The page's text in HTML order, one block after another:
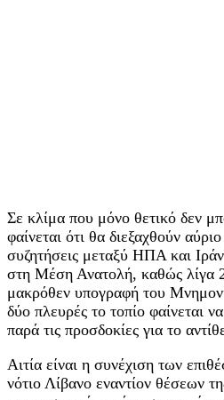
Σε κλίμα που μόνο θετικό δεν
φαίνεται ότι θα διεξαχθούν
συζητήσεις μεταξύ ΗΠΑ και
στη Μέση Ανατολή, καθώς λίγα
μακρόθεν υπογραφή του
δύο πλευρές το τοπίο φαίνεται
παρά τις προσδοκίες για το
Αιτία είναι η συνέχιση των
νότιο Λίβανο εναντίον θέσεων